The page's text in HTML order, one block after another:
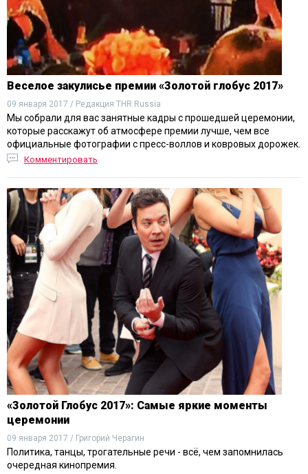
Веселое закулисье премии «Золотой глобус 2017»
09 января 2017 / Редакция THR Russia
Мы собрали для ваc занятные кадры с прошедшей церемонии,
которые расскажут об атмосфере премии лучше, чем все
официальные фотографии с пресс-воллов и ковровых дорожек.
Комментировать
«Золотой Глобус 2017»: Самые яркие моменты
церемонии
09 января 2017 / Григорий Черагин
Политика, танцы, трогательные речи - всё, чем запомнилась
очередная кинопремия.